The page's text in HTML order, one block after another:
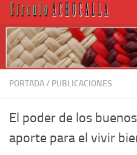
PORTADA/ PUBLICACIONES
El poder de los
aporte para el vivir